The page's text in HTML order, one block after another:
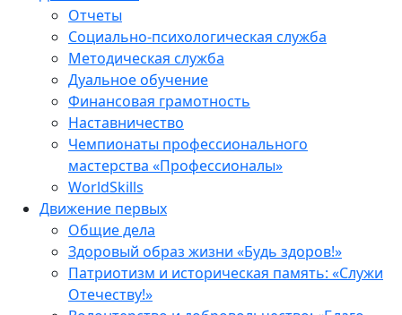
Отчеты
Социально-психологическая служба
Методическая служба
Дуальное обучение
Финансовая грамотность
Наставничество
Чемпионаты профессионального
мастерства «Профессионалы»
WorldSkills
Движение первых
Общие дела
Здоровый образ жизни «Будь здоров!»
Патриотизм и историческая память: «Служи
Отечеству!»